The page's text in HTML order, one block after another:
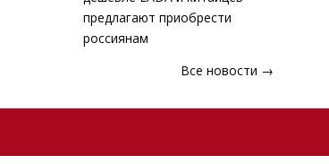
предлагают приобрести
россиянам
Все новости →